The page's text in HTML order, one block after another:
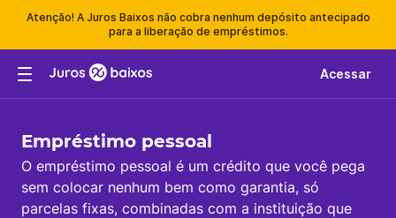
Atenção! A Juros Baixos não cobra nenhum depósito antecipado
para a liberação de empréstimos.
Acessar
Empréstimo pessoal
O empréstimo pessoal é um crédito que você pega
sem colocar nenhum bem como garantia, só
parcelas fixas, combinadas com a instituição que